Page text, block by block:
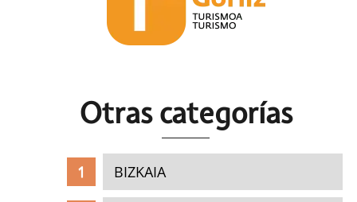
Otras categorías
BIZKAIA